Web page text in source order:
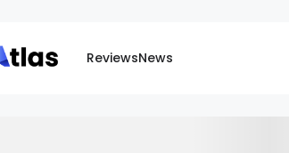
ReviewsNews